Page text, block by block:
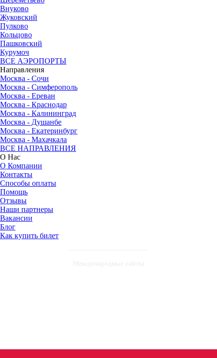
Внуково
Жуковский
Пулково
Кольцово
Пашковский
Курумоч
ВСЕ АЭРОПОРТЫ
Направления
Москва - Сочи
Москва - Симферополь
Москва - Ереван
Москва - Краснодар
Москва - Калининград
Москва - Душанбе
Москва - Екатеринбург
Москва - Махачкала
ВСЕ НАПРАВЛЕНИЯ
О Нас
О Компании
Контакты
Способы оплаты
Помощь
Отзывы
Наши партнеры
Вакансии
Блог
Как купить билет